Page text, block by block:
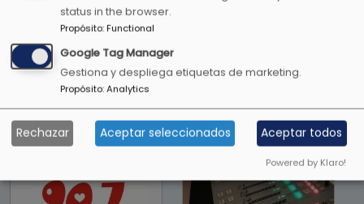
Lite FM 107.1FM
status in the browser.
Propósito:Functional
Google Tag Manager
Gestiona y despliega etiquetas de marketing.
Propósito:Analytics
Rechazar Aceptar seleccionados Aceptar todos
Powered by Klaro!